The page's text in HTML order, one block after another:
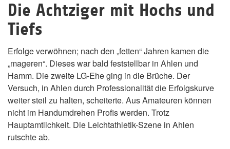
Die Achtziger mit Hochs und
Tiefs
Erfolge verwöhnen; nach den „fetten“ Jahren kamen die
„mageren“. Dieses war bald feststellbar in Ahlen und
Hamm. Die zweite LG-Ehe ging in die Brüche. Der
Versuch, in Ahlen durch Professionalität die Erfolgskurve
weiter steil zu halten, scheiterte. Aus Amateuren können
nicht im Handumdrehen Profis werden. Trotz
Hauptamtlichkeit. Die Leichtathletik-Szene in Ahlen
rutschte ab.